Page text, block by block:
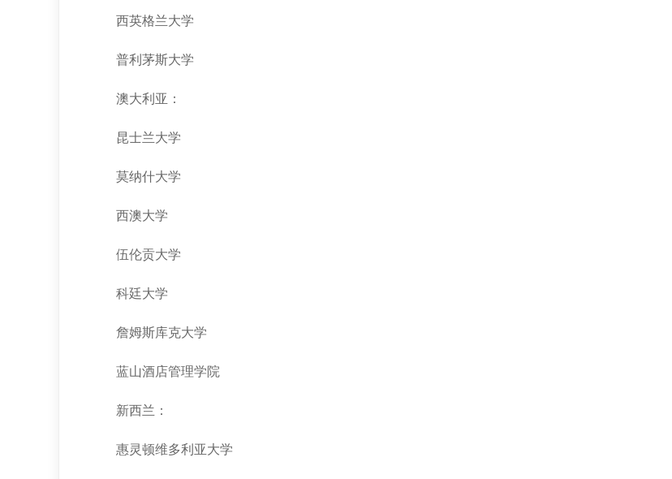
西英格兰大学
普利茅斯大学
澳大利亚：
昆士兰大学
莫纳什大学
西澳大学
伍伦贡大学
科廷大学
詹姆斯库克大学
蓝山酒店管理学院
新西兰：
惠灵顿维多利亚大学